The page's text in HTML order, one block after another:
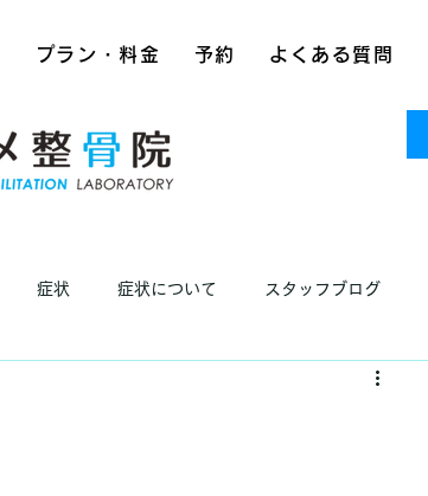
プラン・料金 予約 よくある質問
症状 症状について スタッフブログ